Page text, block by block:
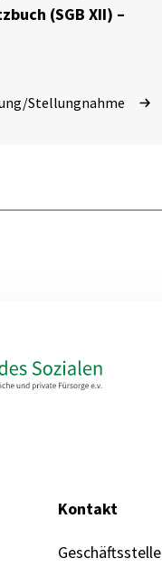
(SGB XII) –
Stellungnahme
Kontakt
Geschäftsstelle